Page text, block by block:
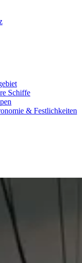
Schiffe
& Festlichkeiten